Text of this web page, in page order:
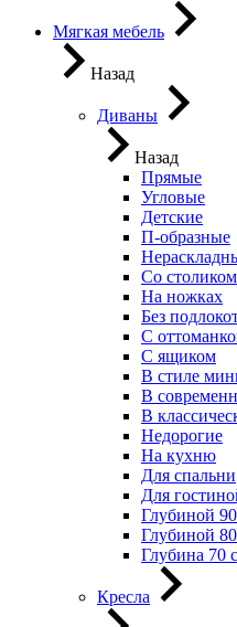
Мягкая мебель
Назад
Диваны
Назад
Прямые
Угловые
Детские
П-образные
Со столиком
На ножках
Без
С
С ящиком
В стиле
В
В
Недорогие
На кухню
Для спальни
Для
Глубиной
Глубиной
Глубина 70
Кресла